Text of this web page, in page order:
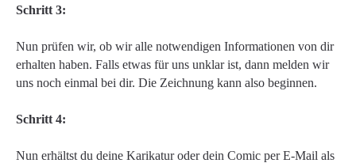
Schritt 3:
Nun prüfen wir, ob wir alle notwendigen Informationen von dir
erhalten haben. Falls etwas für uns unklar ist, dann melden wir
uns noch einmal bei dir. Die Zeichnung kann also beginnen.
Schritt 4:
Nun erhältst du deine Karikatur oder dein Comic per E-Mail als